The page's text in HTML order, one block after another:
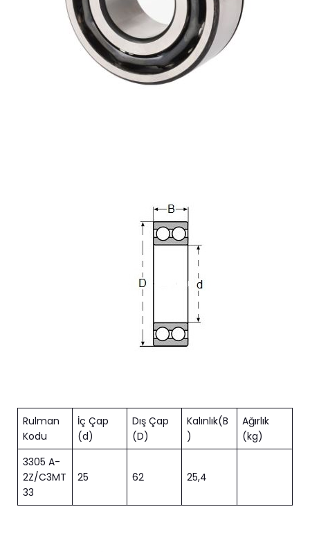
Rulman
Kodu
İç Çap
(d)
Dış Çap
(D)
Kalınlık(B
)
Ağırlık
(kg)
3305 A-
2Z/C3MT
33
25 62 25,4